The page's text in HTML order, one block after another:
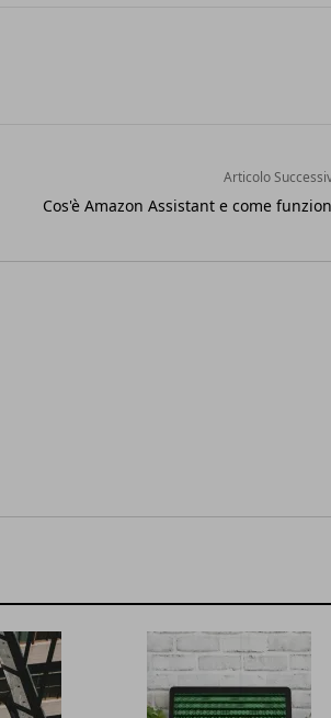
Articolo
Cos'è Amazon Assistant e come